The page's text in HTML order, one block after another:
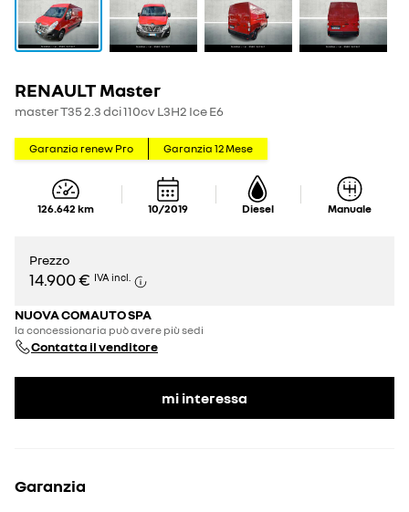
RENAULT Master
master T35 2.3 dci 110cv L3H2 Ice E6
Garanzia renew Pro Garanzia 12Mese
126.642 km 10/2019 Diesel Manuale
Prezzo
14.900 € IVA incl.
NUOVA COMAUTO SPA
la concessionaria può avere più sedi
Contatta il venditore
mi interessa
Garanzia